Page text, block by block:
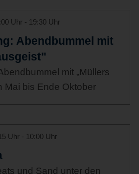
Uhr - 19:30 Uhr
Abendbummel mit
mit „Müllers
Mai bis Ende Oktober
Uhr - 10:00 Uhr
und Sand unter den